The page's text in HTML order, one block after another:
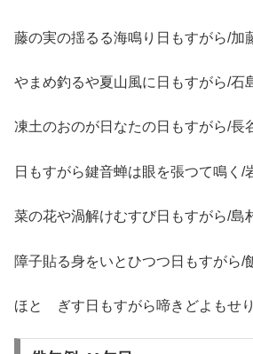
藤の実の揺るる海鳴り日もすがら/加
やまめ釣るや夏山風に日もすがら/石
凍土のおのが日なたの日もすがら/長
日もすがら鍵音蝉は眼を張つて鳴く/
菜の花や渦解けむすび日もすがら/島
障子貼る身をいとひつつ日もすがら/
ほとゝぎす日もすがら啼きどよもせ